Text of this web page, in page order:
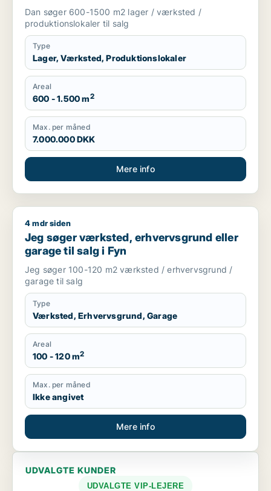
Dan søger 600-1500 m2 lager / værksted /
produktionslokaler til salg
Type
Lager, Værksted, Produktionslokaler
Areal
600 - 1.500 m2
Max. per måned
7.000.000 DKK
Mere info
Jeg søger værksted, erhvervsgrund eller garage til salg i
4 mdr siden
Jeg søger værksted, erhvervsgrund eller
garage til salg i Fyn
Jeg søger 100-120 m2 værksted / erhvervsgrund /
garage til salg
Type
Værksted, Erhvervsgrund, Garage
Areal
100 - 120 m2
Max. per måned
Ikke angivet
Mere info
UDVALGTE KUNDER
UDVALGTE VIP-LEJERE